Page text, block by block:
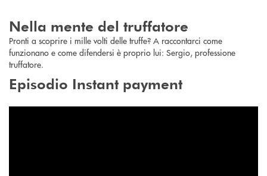
Nella mente del truffatore
Pronti a scoprire i mille volti delle truffe? A raccontarci come
funzionano e come difendersi è proprio lui: Sergio, professione
truffatore.
Episodio Instant payment